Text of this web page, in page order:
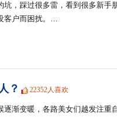
，踩过很多雷，看到很多新手
客户而困扰。…
？ 22352人喜欢
逐渐变暖，各路美女们越发注重